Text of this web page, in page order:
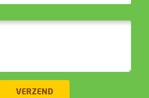
VERZEND